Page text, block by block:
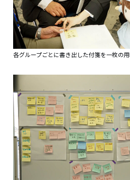
各グループごとに書き出した付箋を一枚の